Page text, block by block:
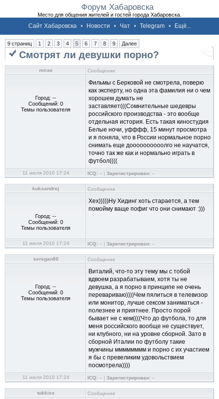
Форум Хабаровска
Место для общения жителей и гостей города Хабаровска.
Сайт Хабаровска • Новости • Чат • Telegram • Ещё...
9 страниц 1 2 3 4 5 6 7 8 9 Далее
Смотрят ли девушки порно?
mirae Сообщение
Город: --
Сообщений: 0
Темы пользователя
Фильмы с Берковой не смотрела, поверю
как эксперту, но одна эта фамилия ни о чем
хорошем думать не
заставляет(((Сомнительные шедевры
российского производства - это вообще
отдельная история. Есть такая киностудия
Белые ночи, уфффф, 15 минут просмотра
и я поняла, что в России нормальное порно
снимать еще доооооооооолго не научатся,
точно так же как и нормально играть в
футбол((((
11 июля 2010 17:24 ICQ: -- | Зарегистрирован: --
kuksandrej Сообщение
Город: --
Сообщений: 0
Темы пользователя
Хех)))))Ну Хидинг хоть старается, а тем
помойму ваще пофиг что они снимают :)))
11 июля 2010 17:24 ICQ: -- | Зарегистрирован: --
seregan80 Сообщение
Город: --
Сообщений: 0
Темы пользователя
Виталий, что-то эту тему мы с тобой
вдвоем разрабатываем, хотя ты не
девушка, а я порно в принципе не очень
перевариваю))))Чем пялиться в телевизор
или монитор, лучше сексом заниматься -
полезнее и приятнее. Просто порой
бывает не с кем((((Что до футбола, то для
меня российского вообще не существует,
ни клубного, ни на уровне сборной. Зато в
сборной Италии по футболу такие
мужчины мммммммм и порно с их участием
я бы с превеликим удовольствием
посмотрела))))
11 июля 2010 17:24 ICQ: -- | Зарегистрирован: --
tukkiss Сообщение